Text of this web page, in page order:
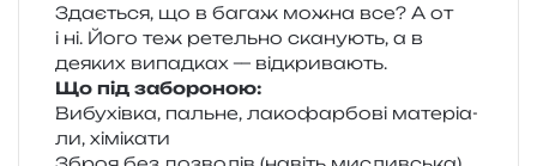
Здається, що в багаж можна все? А от
і ні. Його теж ретель­но ска­ну­ють, а в
деяких випад­ках — відкривають.
Що під забороною:
Вибухівка, паль­не, лако­фар­бо­ві мате­рі­а­
ли, хімікати